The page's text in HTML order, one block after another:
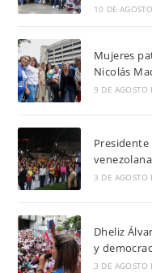
10 DE
Mujeres
Nicolás
9 DE
Presidente
3 DE
Dheliz
y
3 DE